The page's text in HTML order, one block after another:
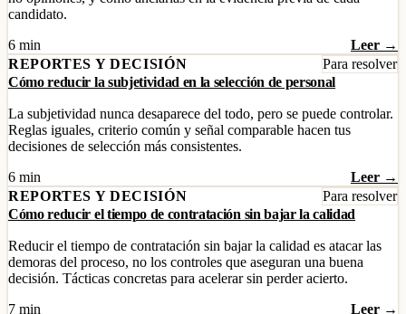
candidato.
6 min
Leer →
REPORTES Y DECISIÓN
Para resolver
Cómo reducir la subjetividad en la selección de personal
La subjetividad nunca desaparece del todo, pero se puede controlar.
Reglas iguales, criterio común y señal comparable hacen tus
decisiones de selección más consistentes.
6 min
Leer →
REPORTES Y DECISIÓN
Para resolver
Cómo reducir el tiempo de contratación sin bajar la calidad
Reducir el tiempo de contratación sin bajar la calidad es atacar las
demoras del proceso, no los controles que aseguran una buena
decisión. Tácticas concretas para acelerar sin perder acierto.
7 min
Leer →